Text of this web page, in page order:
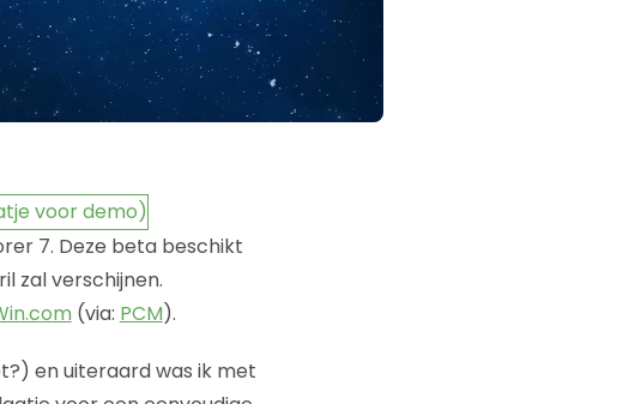
7. Deze beta beschikt
zal verschijnen.
(via: PCM).
en uiteraard was ik met